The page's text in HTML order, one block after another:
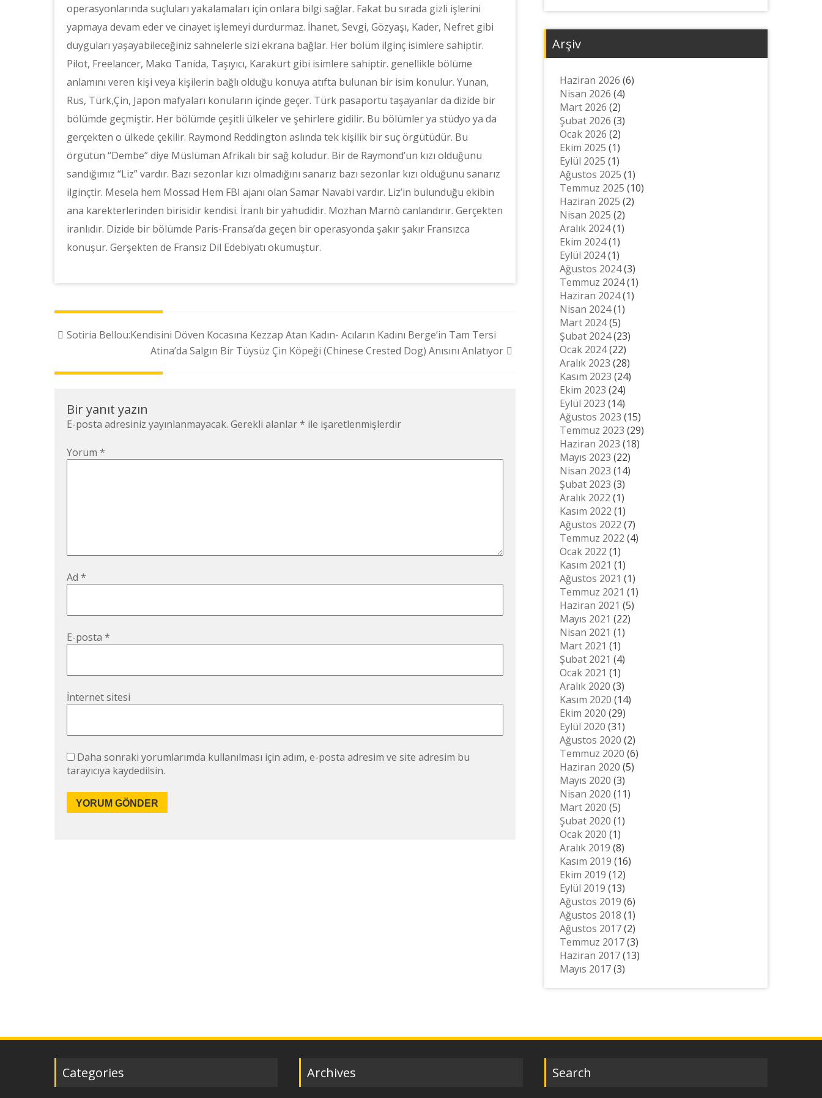
operasyonlarında suçluları yakalamaları için onlara bilgi sağlar. Fakat bu sırada gizli işlerini
yapmaya devam eder ve cinayet işlemeyi durdurmaz. İhanet, Sevgi, Gözyaşı, Kader, Nefret gibi
duyguları yaşayabileceğiniz sahnelerle sizi ekrana bağlar. Her bölüm ilginç isimlere sahiptir.
Pilot, Freelancer, Mako Tanida, Taşıyıcı, Karakurt gibi isimlere sahiptir. genellikle bölüme
anlamını veren kişi veya kişilerin bağlı olduğu konuya atıfta bulunan bir isim konulur. Yunan,
Rus, Türk,Çin, Japon mafyaları konuların içinde geçer. Türk pasaportu taşayanlar da dizide bir
bölümde geçmiştir. Her bölümde çeşitli ülkeler ve şehirlere gidilir. Bu bölümler ya stüdyo ya da
gerçekten o ülkede çekilir. Raymond Reddington aslında tek kişilik bir suç örgütüdür. Bu
örgütün “Dembe” diye Müslüman Afrikalı bir sağ koludur. Bir de Raymond’un kızı olduğunu
sandığımız “Liz” vardır. Bazı sezonlar kızı olmadığını sanarız bazı sezonlar kızı olduğunu sanarız
ilginçtir. Mesela hem Mossad Hem FBI ajanı olan Samar Navabi vardır. Liz’in bulunduğu ekibin
ana karekterlerinden birisidir kendisi. İranlı bir yahudidir. Mozhan Marnò canlandırır. Gerçekten
iranlıdır. Dizide bir bölümde Paris-Fransa’da geçen bir operasyonda şakır şakır Fransızca
konuşur. Gerşekten de Fransız Dil Edebiyatı okumuştur.
YazıSotiria Bellou:Kendisini Döven Kocasına Kezzap Atan Kadın- Acıların Kadını Berge’in Tam Tersi
Atina’da Salgın Bir Tüysüz Çin Köpeği (Chinese Crested Dog) Anısını Anlatıyor
Bir yanıt yazın
E-posta adresiniz yayınlanmayacak. Gerekli alanlar* ile işaretlenmişlerdir
Yorum *
Ad *
E-posta *
İnternet sitesi
Daha sonraki yorumlarımda kullanılması için adım, e-posta adresim ve site adresim bu
tarayıcıya kaydedilsin.
Arşiv
Haziran 2026 (6)
Nisan 2026 (4)
Mart 2026 (2)
Şubat 2026 (3)
Ocak 2026 (2)
Ekim 2025 (1)
Eylül 2025 (1)
Ağustos 2025 (1)
Temmuz 2025 (10)
Haziran 2025 (2)
Nisan 2025 (2)
Aralık 2024(1)
Ekim 2024(1)
Eylül 2024(1)
Ağustos 2024(3)
Temmuz 2024(1)
Haziran 2024(1)
Nisan 2024(1)
Mart 2024(5)
Şubat 2024(23)
Ocak 2024(22)
Aralık 2023 (28)
Kasım 2023 (24)
Ekim 2023 (24)
Eylül 2023 (14)
Ağustos 2023 (15)
Temmuz 2023 (29)
Haziran 2023 (18)
Mayıs 2023 (22)
Nisan 2023 (14)
Şubat 2023 (3)
Aralık 2022 (1)
Kasım 2022 (1)
Ağustos 2022 (7)
Temmuz 2022 (4)
Ocak 2022 (1)
Kasım 2021 (1)
Ağustos 2021 (1)
Temmuz 2021 (1)
Haziran 2021 (5)
Mayıs 2021 (22)
Nisan 2021 (1)
Mart 2021 (1)
Şubat 2021 (4)
Ocak 2021 (1)
Aralık 2020 (3)
Kasım 2020 (14)
Ekim 2020 (29)
Eylül 2020 (31)
Ağustos 2020 (2)
Temmuz 2020 (6)
Haziran 2020 (5)
Mayıs 2020 (3)
Nisan 2020 (11)
Mart 2020 (5)
Şubat 2020 (1)
Ocak 2020 (1)
Aralık 2019 (8)
Kasım 2019 (16)
Ekim 2019 (12)
Eylül 2019 (13)
Ağustos 2019 (6)
Ağustos 2018 (1)
Ağustos 2017(2)
Temmuz 2017(3)
Haziran 2017(13)
Mayıs 2017(3)
Categories Archives Search